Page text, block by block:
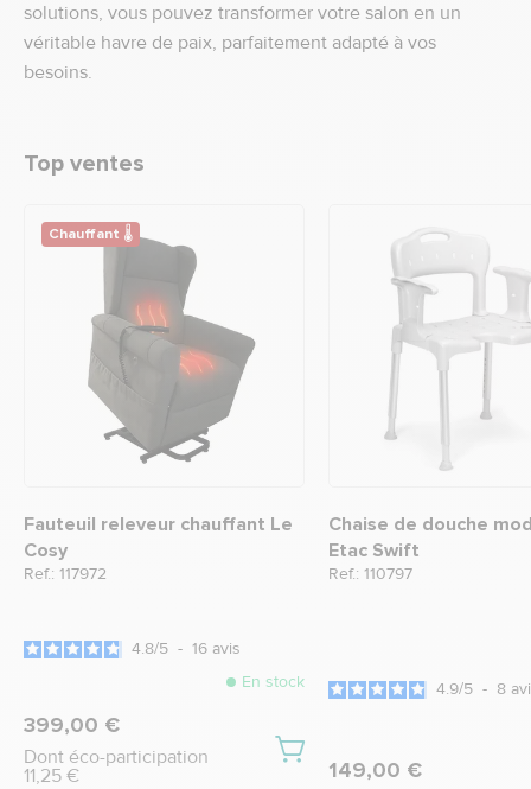
solutions, vous pouvez transformer votre salon en un
véritable havre de paix, parfaitement adapté à vos
besoins.
Top ventes
Chauffant 🌡
Fauteuil releveur chauffant Le
Cosy
Ref.: 117972
4.8/5 - 16 avis
En stock
399,00 €
Dont éco-participation
11,25 €
Chaise de douche
Etac Swift
Ref.: 110797
4.9/5 - 8
149,00 €